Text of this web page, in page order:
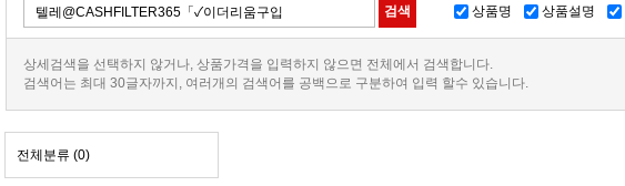
상품명 상품설명
상세검색을 선택하지 않거나, 상품가격을 입력하지 않으면 전체에서 검색합니다.
검색어는 최대 30글자까지, 여러개의 검색어를 공백으로 구분하여 입력 할수 있습니다.
전체분류 (0)